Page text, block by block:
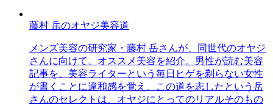
藤村 岳のオヤジ美容道
メンズ美容の研究家・藤村 岳さんが、同世代のオヤジ
さんに向けて、オススメ美容を紹介。男性が読む美容
記事を、美容ライターという毎日ヒゲを剃らない女性
が書くことに違和感を覚え、この道を志したという岳
さんのセレクトは、オヤジにとってのリアルそのもの